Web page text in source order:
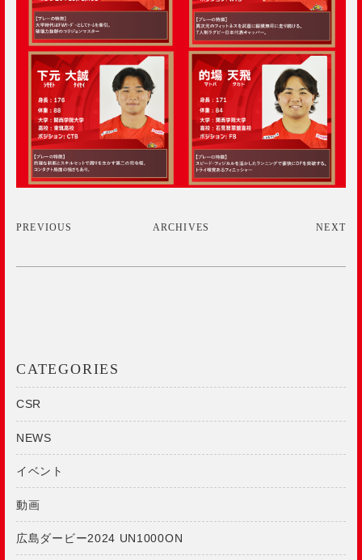
PREVIOUS ARCHIVES NEXT
CATEGORIES
CSR
NEWS
イベント
動画
広島ダービー2024 UN1000ON